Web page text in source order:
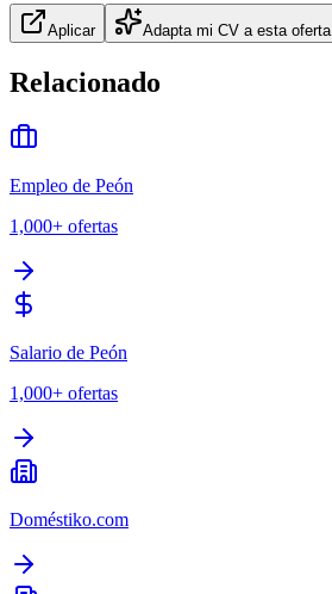
Aplicar Adapta mi CV a esta oferta
Relacionado
Empleo de Peón
1,000+ ofertas
Salario de Peón
1,000+ ofertas
Doméstiko.com